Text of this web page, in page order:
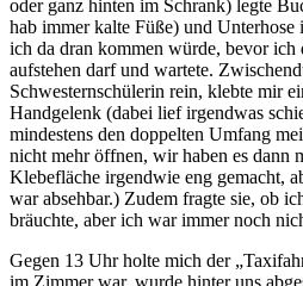
oder ganz hinten im Schrank) legte
hab immer kalte Füße) und Unterhose
ich da dran kommen würde, bevor ich
aufstehen darf und wartete.
Schwesternschülerin rein, klebte mir
Handgelenk (dabei lief irgendwas
mindestens den doppelten Umfang
nicht mehr öffnen, wir haben es dann
Klebefläche irgendwie eng gemacht,
war absehbar.) Zudem fragte sie, ob
bräuchte, aber ich war immer noch
Gegen 13 Uhr holte mich der
im Zimmer war, wurde hinter uns